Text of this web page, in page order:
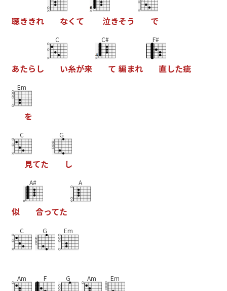
聴ききれ なく て 泣きそう で
あたら し
C
い糸が来
C#
て 編まれ
F#
直した疵
Em
を
C
見てた
G
し
似
A#
合ってた
A
C G Em
Am F G Am Em